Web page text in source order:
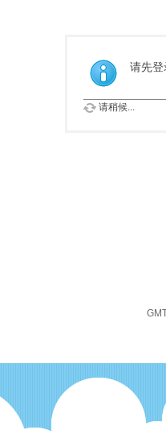
请先
请稍候...